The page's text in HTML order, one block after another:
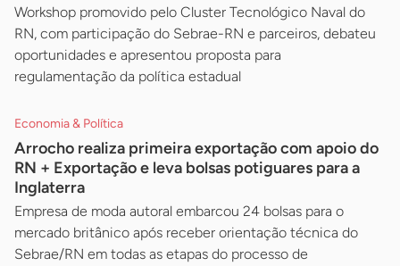
Workshop promovido pelo Cluster Tecnológico Naval do
RN, com participação do Sebrae-RN e parceiros, debateu
oportunidades e apresentou proposta para
regulamentação da política estadual
Economia & Política
Arrocho realiza primeira exportação com apoio do
RN + Exportação e leva bolsas potiguares para a
Inglaterra
Empresa de moda autoral embarcou 24 bolsas para o
mercado britânico após receber orientação técnica do
Sebrae/RN em todas as etapas do processo de